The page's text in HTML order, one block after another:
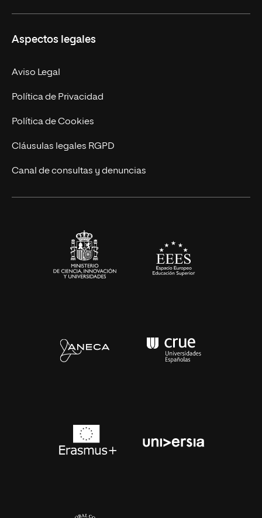
Másteres Propios
Doctorados
Experto Universitario
Postgrados
Cursos Universitarios
Facultades
Nuestro Equipo
Trabaja en UNIR
Actualidad
UNIR Revista
Eventos
Aspectos legales
Aviso Legal
Política de Privacidad
Política de Cookies
Cláusulas legales RGPD
Canal de consultas y denuncias